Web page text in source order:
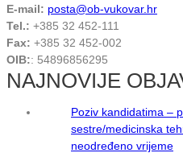
E-mail: posta@ob-vukovar.hr
Tel.: +385 32 452-111
Fax: +385 32 452-002
OIB:: 54896856295
NAJNOVIJE
Poziv kandidatima –
sestre/medicinska
neodređeno vrijeme